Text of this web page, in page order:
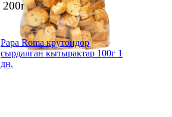
200г1 дн.
Papa Roma крутондор
сырдалган кытырактар 100г 1
дн.